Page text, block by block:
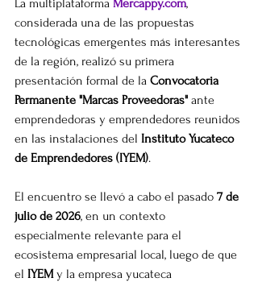
La multiplataforma Mercappy.com,
considerada una de las propuestas
tecnológicas emergentes más interesantes
de la región, realizó su primera
presentación formal de la Convocatoria
Permanente "Marcas Proveedoras" ante
emprendedoras y emprendedores reunidos
en las instalaciones del Instituto Yucateco
de Emprendedores (IYEM).
El encuentro se llevó a cabo el pasado 7 de
julio de 2026, en un contexto
especialmente relevante para el
ecosistema empresarial local, luego de que
el IYEM y la empresa yucateca